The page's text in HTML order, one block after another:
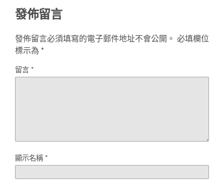
發佈留言
發佈留言必須填寫的電子郵件地址不會公開。 必填欄位
標示為 *
留言*
顯示名稱*